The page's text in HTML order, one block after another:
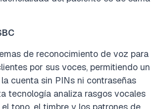
de reconocimiento de voz para
por sus voces, permitiendo un
cuenta sin PINs ni contraseñas
tecnología analiza rasgos vocales